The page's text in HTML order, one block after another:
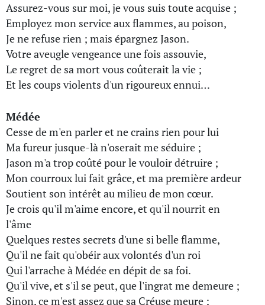
Assurez-vous sur moi, je vous suis toute acquise ;
Employez mon service aux flammes, au poison,
Je ne refuse rien ; mais épargnez Jason.
Votre aveugle vengeance une fois assouvie,
Le regret de sa mort vous coûterait la vie ;
Et les coups violents d'un rigoureux ennui…
Médée
Cesse de m'en parler et ne crains rien pour lui
Ma fureur jusque-là n'oserait me séduire ;
Jason m'a trop coûté pour le vouloir détruire ;
Mon courroux lui fait grâce, et ma première ardeur
Soutient son intérêt au milieu de mon cœur.
Je crois qu'il m'aime encore, et qu'il nourrit en
l'âme
Quelques restes secrets d'une si belle flamme,
Qu'il ne fait qu'obéir aux volontés d'un roi
Qui l'arrache à Médée en dépit de sa foi.
Qu'il vive, et s'il se peut, que l'ingrat me demeure ;
Sinon, ce m'est assez que sa Créuse meure ;